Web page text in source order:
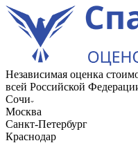
Независимая оценка
всей Российской
Сочи
Москва
Санкт-Петербург
Краснодар